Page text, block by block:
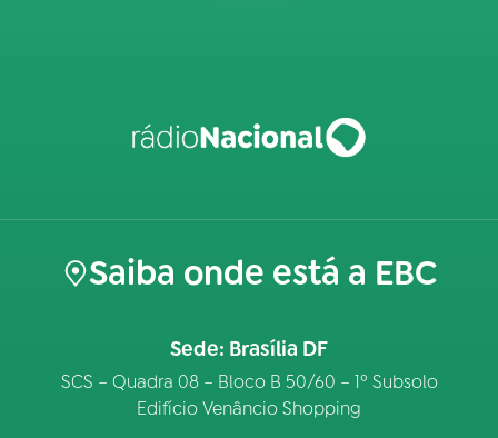
Saiba onde está a EBC
Sede: Brasília DF
SCS – Quadra 08 – Bloco B 50/60 – 1º Subsolo
Edifício Venâncio Shopping